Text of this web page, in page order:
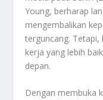
Young, berharap
mengembalikan
terguncang. Tetapi,
kerja yang lebih
depan.
Dengan membuka